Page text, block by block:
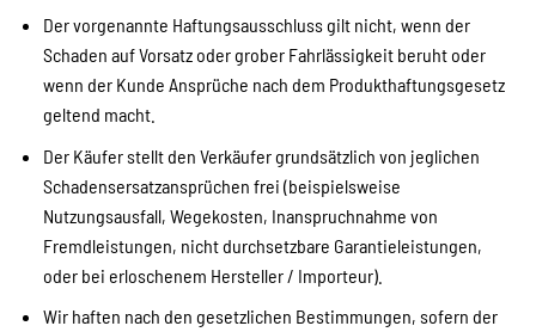
Der vorgenannte Haftungsausschluss gilt nicht, wenn der
Schaden auf Vorsatz oder grober Fahrlässigkeit beruht oder
wenn der Kunde Ansprüche nach dem Produkthaftungsgesetz
geltend macht.
Der Käufer stellt den Verkäufer grundsätzlich von jeglichen
Schadensersatzansprüchen frei (beispielsweise
Nutzungsausfall, Wegekosten, Inanspruchnahme von
Fremdleistungen, nicht durchsetzbare Garantieleistungen,
oder bei erloschenem Hersteller / Importeur).
Wir haften nach den gesetzlichen Bestimmungen, sofern der